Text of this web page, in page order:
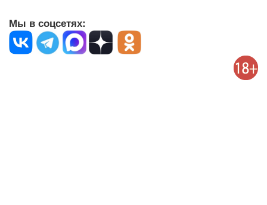
Мы в соцсетях: